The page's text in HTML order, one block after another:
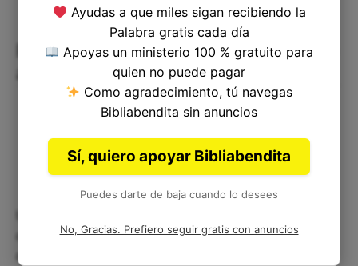
Renacer en una nueva identidad de
amor
capítulo es la promesa de un cambio profundo en
quiénes somos. Ya no seremos “Desamparados”,
Ayudas a que miles sigan recibiendo la
Palabra gratis cada día
Apoyas un ministerio 100 % gratuito para
quien no puede pagar
Como agradecimiento, tú navegas
Bibliabendita sin anuncios
Sí, quiero apoyar Bibliabendita
Puedes darte de baja cuando lo desees
No, Gracias. Prefiero seguir gratis con anuncios